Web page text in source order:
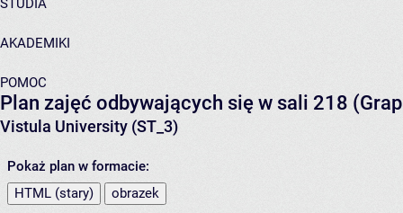
STUDIA
AKADEMIKI
POMOC
Plan zajęć odbywających się w sali 218
Vistula University (ST_3)
Pokaż plan w formacie:
HTML (stary)
obrazek